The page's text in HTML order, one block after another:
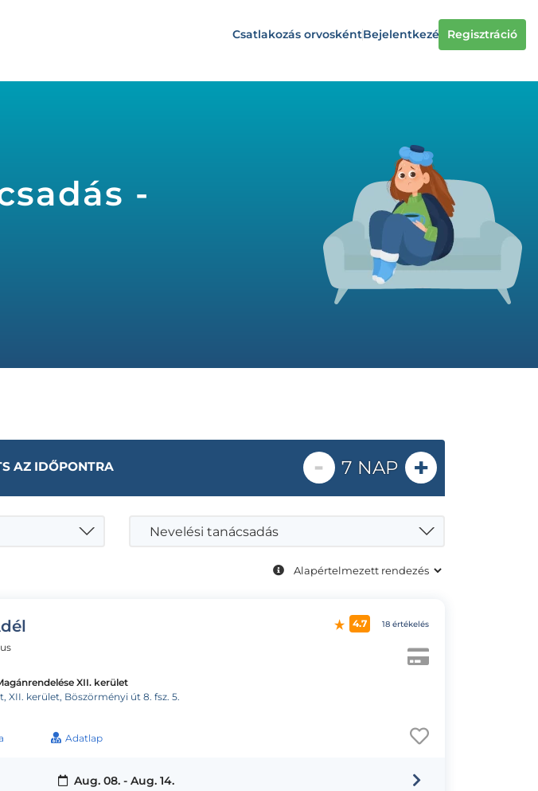
Csatlakozás orvoskéntBejelentkezés Regisztráció
-
AZ IDŐPONTRA - 7 NAP +
Nevelési tanácsadás
XII. kerület
XII. kerület, Böszörményi út 8. fsz. 5.
Adatlap
4.7 18 értékelés
Aug. 08. - Aug. 14.